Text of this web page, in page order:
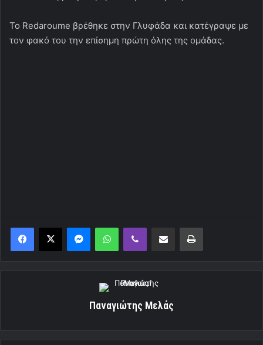
Το Redaroume βρέθηκε στην Γλυφάδα και κατέγραψε με
τον φακό του την επίσημη πρώτη όλης της ομάδας.
MessengerWhatsAppViber Κοινοποίηση μέσω ηλεκτρονικού ταχυδρομείουΕκτύπωση
Παναγιώτης Μελάς